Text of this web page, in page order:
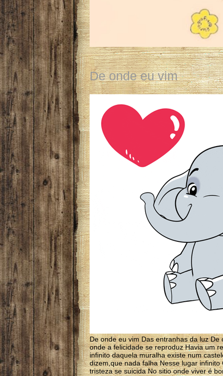
De onde eu vim
De onde eu vim Das entranhas da luz
onde a felicidade se reproduz Havia um
infinito daquela muralha existe num
dizem,que nada falha Nesse lugar
tristeza se suicida No sitio onde viver é